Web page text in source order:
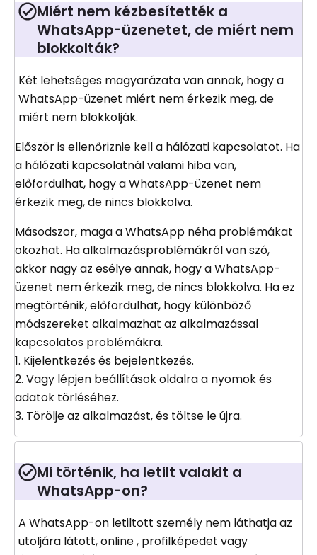
Miért nem kézbesítették a
WhatsApp-üzenetet, de miért nem
blokkolták?
Két lehetséges magyarázata van annak, hogy a
WhatsApp-üzenet miért nem érkezik meg, de
miért nem blokkolják.
Először is ellenőriznie kell a hálózati kapcsolatot. Ha
a hálózati kapcsolatnál valami hiba van,
előfordulhat, hogy a WhatsApp-üzenet nem
érkezik meg, de nincs blokkolva.
Másodszor, maga a WhatsApp néha problémákat
okozhat. Ha alkalmazásproblémákról van szó,
akkor nagy az esélye annak, hogy a WhatsApp-
üzenet nem érkezik meg, de nincs blokkolva. Ha ez
megtörténik, előfordulhat, hogy különböző
módszereket alkalmazhat az alkalmazással
kapcsolatos problémákra.
1. Kijelentkezés és bejelentkezés.
2. Vagy lépjen beállítások oldalra a nyomok és
adatok törléséhez.
3. Törölje az alkalmazást, és töltse le újra.
Mi történik, ha letilt valakit a
WhatsApp-on?
A WhatsApp-on letiltott személy nem láthatja az
utoljára látott, online , profilképedet vagy